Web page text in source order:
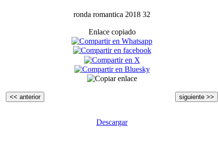
ronda romantica 2018 32
Enlace copiado
<< anterior siguiente >>
Descargar